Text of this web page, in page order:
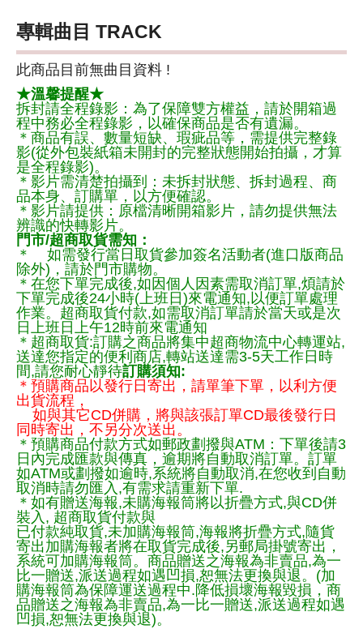
專輯曲目 TRACK
此商品目前無曲目資料 !
★溫馨提醒★
拆封請全程錄影：為了保障雙方權益，請於開箱過
程中務必全程錄影，以確保商品是否有遺漏。
＊商品有誤、數量短缺、瑕疵品等，需提供完整錄
影(從外包裝紙箱未開封的完整狀態開始拍攝，才算
是全程錄影)。
＊影片需清楚拍攝到：未拆封狀態、拆封過程、商
品本身、訂購單，以方便確認。
＊影片請提供：原檔清晰開箱影片，請勿提供無法
辨識的快轉影片。
門市/超商取貨需知：
＊ 如需發行當日取貨參加簽名活動者(進口版商品
除外)，請於門市購物。
＊在您下單完成後,如因個人因素需取消訂單,煩請於
下單完成後24小時(上班日)來電通知,以便訂單處理
作業。超商取貨付款,如需取消訂單請於當天或是次
日上班日上午12時前來電通知
＊超商取貨:訂購之商品將集中超商物流中心轉運站,
送達您指定的便利商店,轉站送達需3-5天工作日時
間,請您耐心靜待訂購須知:
＊預購商品以發行日寄出，請單筆下單，以利方便
出貨流程，
如與其它CD併購，將與該張訂單CD最後發行日
同時寄出，不另分次送出。
＊預購商品付款方式如郵政劃撥與ATM：下單後請3
日內完成匯款與傳真，逾期將自動取消訂單。訂單
如ATM或劃撥如逾時,系統將自動取消,在您收到自動
取消時請勿匯入,有需求請重新下單.
＊如有贈送海報,未購海報筒將以折疊方式,與CD併
裝入, 超商取貨付款與
已付款純取貨,未加購海報筒,海報將折疊方式,隨貨
寄出加購海報者將在取貨完成後,另郵局掛號寄出，
系統可加購海報筒。商品贈送之海報為非賣品,為一
比一贈送,派送過程如遇凹損,恕無法更換與退。(加
購海報筒為保障運送過程中.降低損壞海報毀損，商
品贈送之海報為非賣品,為一比一贈送,派送過程如遇
凹損,恕無法更換與退)。